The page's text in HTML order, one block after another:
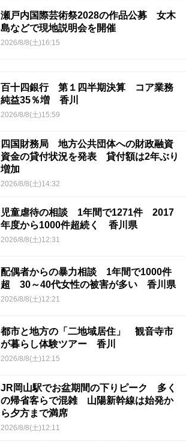
瀬戸内国際芸術祭2028の作品公募 女木
島などで現地説明会を開催
2026/8/8(土)16:15
百十四銀行 第１四半期決算 コア業務
純益35％増 香川
2026/8/8(土)15:59
四国財務局 地方公共団体への財政融資
資金の貸付状況を発表 貸付額は2年ぶり
増加
2026/8/8(土)14:32
児童虐待の相談 1年間で1271件 2017
年度から1000件超続く 香川県
2026/8/8(土)12:31
配偶者からの暴力相談 1年間で1000件
超 30～40代女性の被害が多い 香川県
2026/8/8(土)12:21
都市と地方の「二地域居住」 観音寺市
が暮らし体験ツアー 香川
2026/8/8(土)12:15
JR岡山駅でお盆期間の下りピーク 多く
の帰省客らで混雑 山陽新幹線は始発か
ら夕方まで満席
2026/8/8(土)12:11